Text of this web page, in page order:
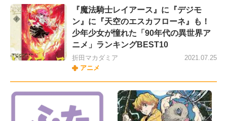
『魔法騎士レイアース』に『デジモ
ン』に『天空のエスカフローネ』も！
少年少女が憧れた「90年代の異世界ア
ニメ」ランキングBEST10
折田マカダミア
アニメ
2021.07.25